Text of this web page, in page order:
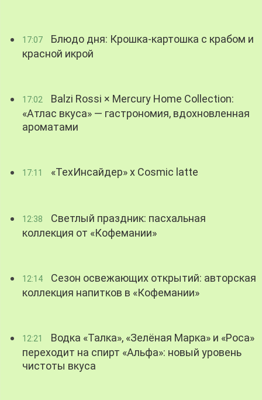
17:07
Блюдо дня: Крошка-картошка с крабом и
красной икрой
17:02
Balzi Rossi × Mercury Home Collection:
«Атлас вкуса» — гастрономия, вдохновленная
ароматами
17:11 «ТехИнсайдер» х Cosmic latte
12:38
Светлый праздник: пасхальная
коллекция от «Кофемании»
12:14
Сезон освежающих открытий: авторская
коллекция напитков в «Кофемании»
12:21
Водка «Талка», «Зелёная Марка» и «Роса»
переходит на спирт «Альфа»: новый уровень
чистоты вкуса